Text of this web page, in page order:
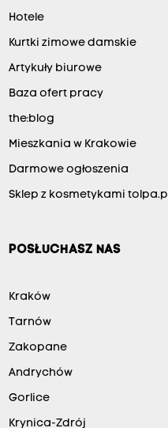
Hotele
Kurtki zimowe damskie
Artykuły biurowe
Baza ofert pracy
the:blog
Mieszkania w Krakowie
Darmowe ogłoszenia
Sklep z kosmetykami tolpa.pl
POSŁUCHASZ NAS
Kraków
Tarnów
Zakopane
Andrychów
Gorlice
Krynica-Zdrój